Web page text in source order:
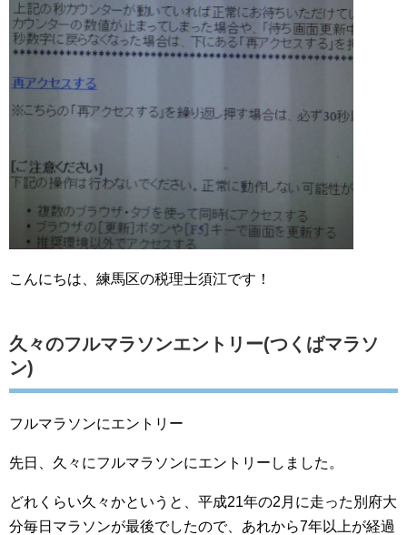
こんにちは、練馬区の税理士須江です！
久々のフルマラソンエントリー(つくばマラソ
ン)
フルマラソンにエントリー
先日、久々にフルマラソンにエントリーしました。
どれくらい久々かというと、平成21年の2月に走った別府大
分毎日マラソンが最後でしたので、あれから7年以上が経過